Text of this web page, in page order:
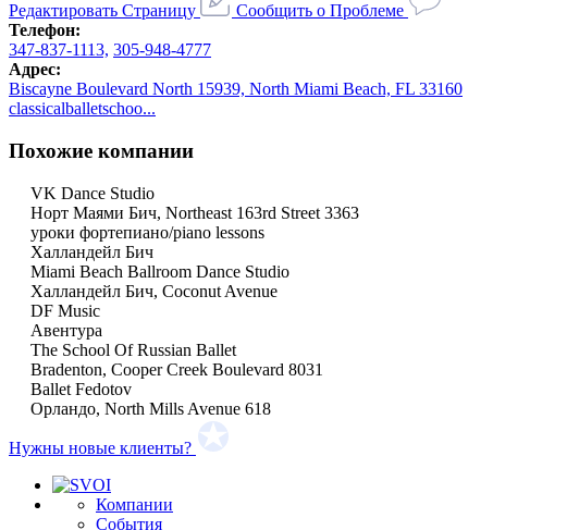
Редактировать Страницу
Сообщить о Проблеме
Телефон:
347-837-1113, 305-948-4777
Адрес:
Biscayne Boulevard North 15939, North Miami Beach, FL 33160
classicalballetschoo...
Похожие компании
VK Dance Studio
Норт Маями Бич, Northeast 163rd Street 3363
уроки фортепиано/piano lessons
Халландейл Бич
Miami Beach Ballroom Dance Studio
Халландейл Бич, Coconut Avenue
DF Music
Авентура
The School Of Russian Ballet
Bradenton, Cooper Creek Boulevard 8031
Ballet Fedotov
Орландо, North Mills Avenue 618
Нужны новые клиенты?
Компании
События